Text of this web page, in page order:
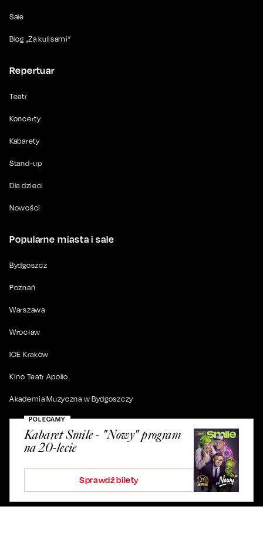
POLECAMY
Kabaret Smile - "Nowy" program
na 20-lecie
Sprawdź bilety
Sale
Blog „Za kulisami”
Repertuar
Teatr
Koncerty
Kabarety
Stand-up
Dla dzieci
Nowości
Popularne miasta i sale
Bydgoszcz
Poznań
Warszawa
Wrocław
ICE Kraków
Kino Teatr Apollo
Akademia Muzyczna w Bydgoszczy
. Wszystkie prawa zastrzeżone.
ul. Artura Grottgera 4/2, 85-227 Bydgoszcz